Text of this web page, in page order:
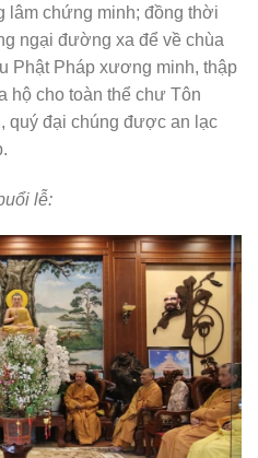
lâm chứng minh; đồng thời
ngại đường xa để về chùa
Phật Pháp xương minh, thập
hộ cho toàn thể chư Tôn
quý đại chúng được an lạc
lễ: